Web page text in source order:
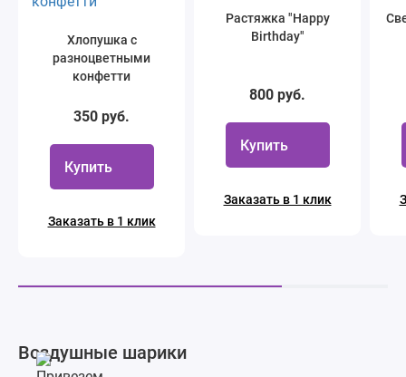
Хлопушка с
разноцветными
конфетти
350 руб.
Купить
Заказать в 1 клик
Растяжка "Happy
Birthday"
800 руб.
Купить
Заказать в 1 клик
Воздушные шарики